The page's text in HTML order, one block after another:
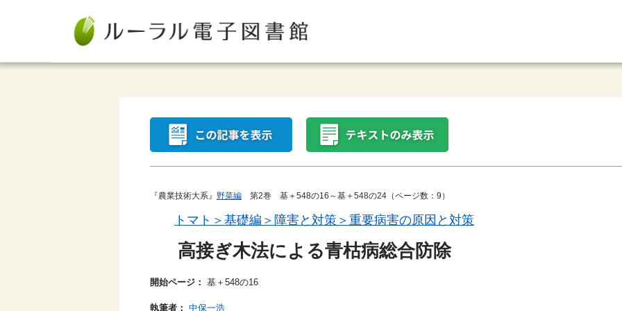
『農業技術大系』 野菜編 第2巻 基＋548の16～基＋548の24（ページ数：9）
トマト＞基礎編＞障害と対策＞重要病害の原因と対策
高接ぎ木法による青枯病総合防除
開始ページ： 基＋548の16
執筆者： 中保一浩